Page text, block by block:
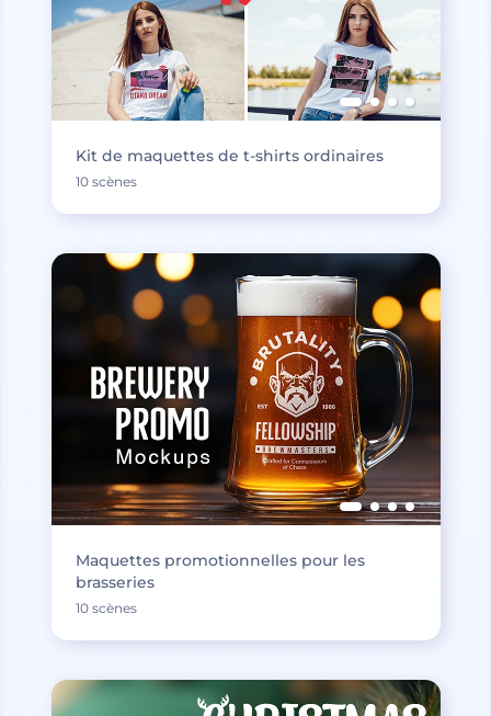
Kit de maquettes de t-shirts ordinaires
10 scènes
Maquettes promotionnelles pour les
brasseries
10 scènes